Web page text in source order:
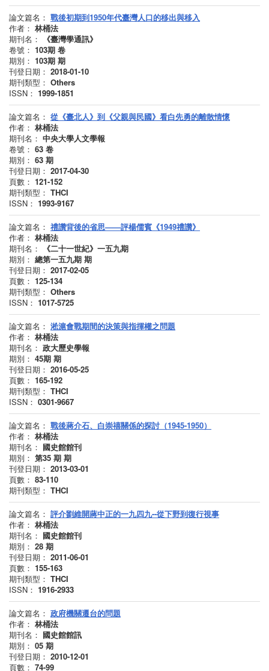
論文篇名： 戰後初期到1950年代臺灣人口的移出與移入
作者： 林桶法
期刊名：
《臺灣學通訊》
卷號： 103期 卷
期別： 103期 期
刊登日期： 2018-01-10
期刊類型： Others
ISSN： 1999-1851
論文篇名： 從《臺北人》到《父親與民國》看白先勇的離散情懷
作者： 林桶法
期刊名： 中央大學人文學報
卷號： 63 卷
期別： 63 期
刊登日期： 2017-04-30
頁數： 121-152
期刊類型： THCI
ISSN： 1993-9167
論文篇名： 禮讚背後的省思——評楊儒賓《1949禮讚》
作者： 林桶法
期刊名：
《二十一世紀》一五九期
期別： 總第一五九期 期
刊登日期： 2017-02-05
頁數： 125-134
期刊類型： Others
ISSN： 1017-5725
論文篇名： 淞滬會戰期間的決策與指揮權之問題
作者： 林桶法
期刊名： 政大歷史學報
期別： 45期 期
刊登日期： 2016-05-25
頁數： 165-192
期刊類型： THCI
ISSN： 0301-9667
論文篇名： 戰後蔣介石、白崇禧關係的探討（1945-1950）
作者： 林桶法
期刊名： 國史館館刊
期別： 第35 期 期
刊登日期： 2013-03-01
頁數： 83-110
期刊類型： THCI
論文篇名： 評介劉維開蔣中正的一九四九--從下野到復行視事
作者： 林桶法
期刊名： 國史館館刊
期別： 28 期
刊登日期： 2011-06-01
頁數： 155-163
期刊類型： THCI
ISSN： 1916-2933
論文篇名： 政府機關遷台的問題
作者： 林桶法
期刊名： 國史館館訊
期別： 05 期
刊登日期： 2010-12-01
頁數： 74-99